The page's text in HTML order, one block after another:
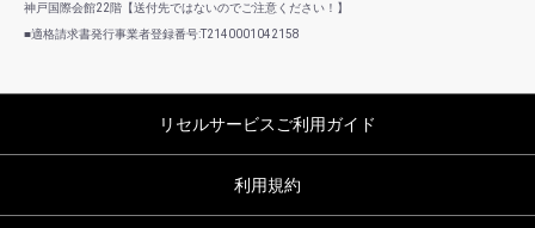
神戸国際会館22階【送付先ではないのでご注意ください！】
■適格請求書発行事業者登録番号:T2140001042158
リセルサービスご利用ガイド
利用規約